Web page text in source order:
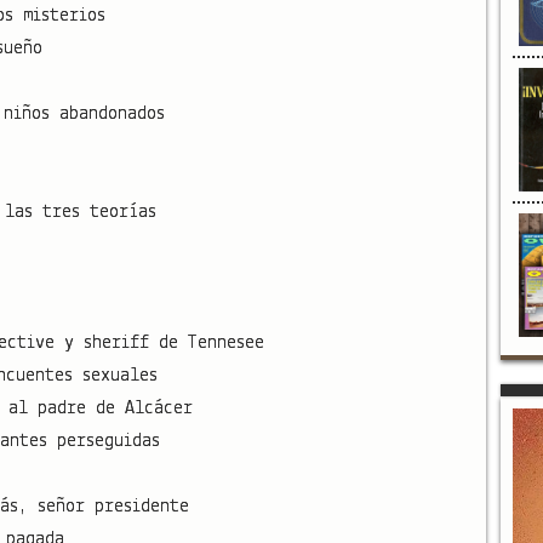
misterios
abandonados
las tres teorías
y sheriff de Tennesee
sexuales
padre de Alcácer
perseguidas
señor presidente